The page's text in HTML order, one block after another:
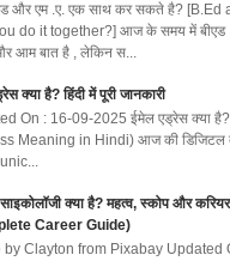
और एम .ए. एक साथ कर सकते है? [B.Ed
do it together?] आज के समय में बीएड
आम बात है , लेकिन स...
क्या है? हिंदी में पूरी जानकारी
On : 16-09-2025 ईमेल एड्रेस क्या
Meaning in Hindi) आज की डिजिटल
साइकोलॉजी क्या है? महत्व, स्कोप और
Career Guide)
by Clayton from Pixabay Updated